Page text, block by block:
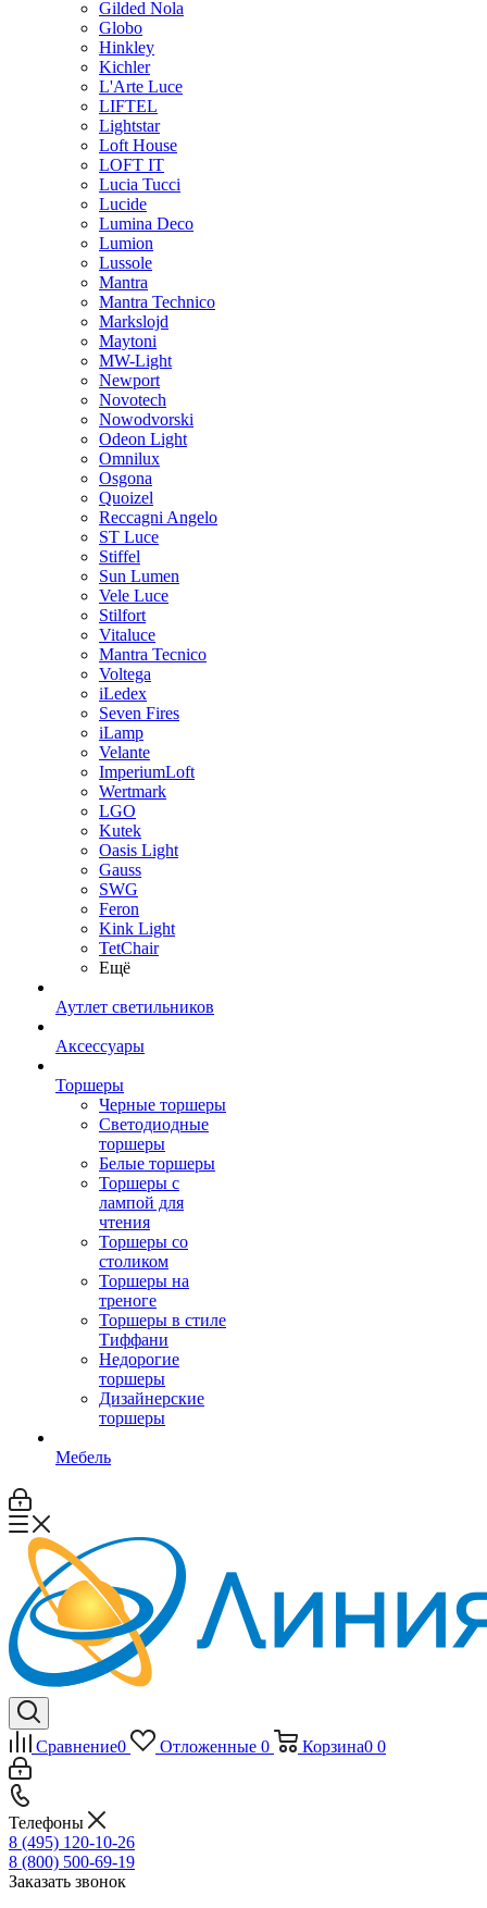
Gilded Nola
Globo
Hinkley
Kichler
L'Arte Luce
LIFTEL
Lightstar
Loft House
LOFT IT
Lucia Tucci
Lucide
Lumina Deco
Lumion
Lussole
Mantra
Mantra Technico
Markslojd
Maytoni
MW-Light
Newport
Novotech
Nowodvorski
Odeon Light
Omnilux
Osgona
Quoizel
Reccagni Angelo
ST Luce
Stiffel
Sun Lumen
Vele Luce
Stilfort
Vitaluce
Mantra Tecnico
Voltega
iLedex
Seven Fires
iLamp
Velante
ImperiumLoft
Wertmark
LGO
Kutek
Oasis Light
Gauss
SWG
Feron
Kink Light
TetСhair
Ещё
Аутлет светильников
Аксессуары
Торшеры
Черные торшеры
Светодиодные
торшеры
Белые торшеры
Торшеры с
лампой для
чтения
Торшеры со
столиком
Торшеры на
треноге
Торшеры в стиле
Тиффани
Недорогие
торшеры
Дизайнерские
торшеры
Мебель
Сравнение0 Отложенные 0 Корзина0 0
Телефоны
8 (495) 120-10-26
8 (800) 500-69-19
Заказать звонок